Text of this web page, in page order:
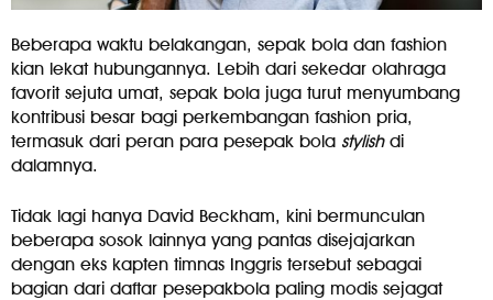
Beberapa waktu belakangan, sepak bola dan fashion
kian lekat hubungannya. Lebih dari sekedar olahraga
favorit sejuta umat, sepak bola juga turut menyumbang
kontribusi besar bagi perkembangan fashion pria,
termasuk dari peran para pesepak bola stylishdi
dalamnya.
Tidak lagi hanya David Beckham, kini bermunculan
beberapa sosok lainnya yang pantas disejajarkan
dengan eks kapten timnas Inggris tersebut sebagai
bagian dari daftar pesepakbola paling modis sejagat